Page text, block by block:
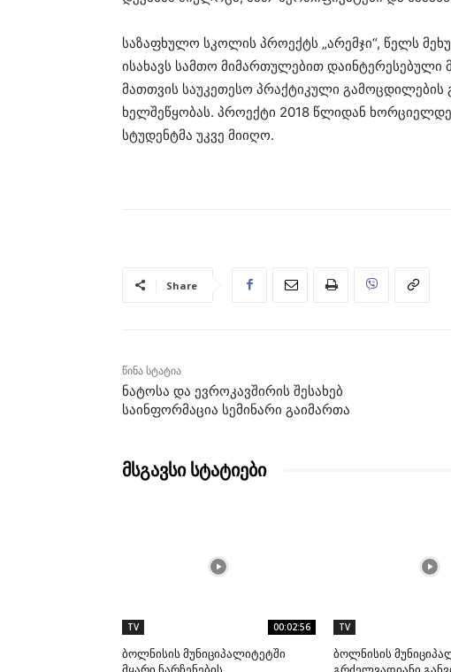
საზაფხულო სკოლის პროექტს „არემჯი“, წელს
ისახავს სამთო მიმართულებით
მათთვის საუკეთესო პრაქტიკული გამოცდილების
ხელშეწყობას. პროექტი 2018 წლიდან
სტუდენტმა უკვე მიიღო.
Share
წინა სტატია
ნატოსა და ევროკავშირის შესახებ
საინფორმაცია სემინარი გაიმართა
მსგავსი სტატიები
TV 00:02:56
ბოლნისის მუნიციპალიტეტში
TV
ბოლნისის